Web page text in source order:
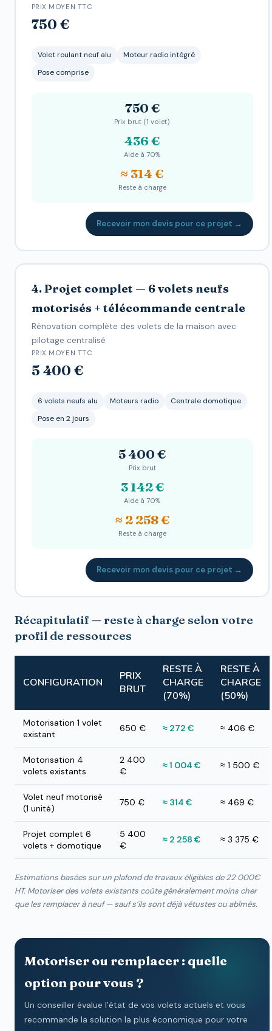
PRIX MOYEN TTC
750 €
Volet roulant neuf alu
Moteur radio intégré
Pose comprise
750 €
Prix brut (1 volet)
436 €
Aide à 70%
≈ 314 €
Reste à charge
Recevoir mon devis pour ce projet →
4. Projet complet — 6 volets neufs
motorisés + télécommande centrale
Rénovation complète des volets de la maison avec
pilotage centralisé
PRIX MOYEN TTC
5 400 €
6 volets neufs alu Moteurs radio
Centrale domotique
Pose en 2 jours
5 400 €
Prix brut
3 142 €
Aide à 70%
≈ 2 258 €
Reste à charge
Recevoir mon devis pour ce projet →
Récapitulatif — reste à charge selon votre
profil de ressources
CONFIGURATION
PRIX
BRUT
RESTE À
CHARGE
(70%)
RESTE À
CHARGE
(50%)
Motorisation 1 volet
existant
650 € ≈ 272 € ≈ 406 €
Motorisation 4
volets existants
2 400
€
≈ 1 004 € ≈ 1 500 €
Volet neuf motorisé
(1 unité)
750 € ≈ 314 € ≈ 469 €
Projet complet 6
volets + domotique
5 400
€
≈ 2 258 € ≈ 3 375 €
Estimations basées sur un plafond de travaux éligibles de 22 000€
HT. Motoriser des volets existants coûte généralement moins cher
que les remplacer à neuf — sauf s’ils sont déjà vétustes ou abîmés.
Motoriser ou remplacer : quelle
option pour vous ?
Un conseiller évalue l’état de vos volets actuels et vous
recommande la solution la plus économique pour votre